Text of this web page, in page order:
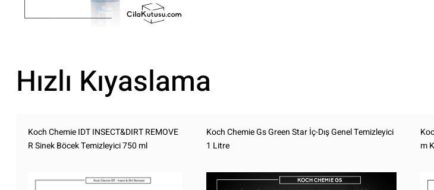
Hızlı Kıyaslama
Koch Chemie IDT INSECT&DIRT REMOVE
R Sinek Böcek Temizleyici 750 ml
Koch Chemie Gs Green Star İç-Dış Genel Temizleyici
1 Litre
m